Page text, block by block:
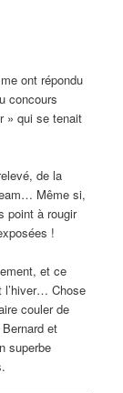
ont répondu
concours
» qui se tenait
de la
Même si,
point à rougir
!
et ce
l’hiver… Chose
couler de
et
superbe